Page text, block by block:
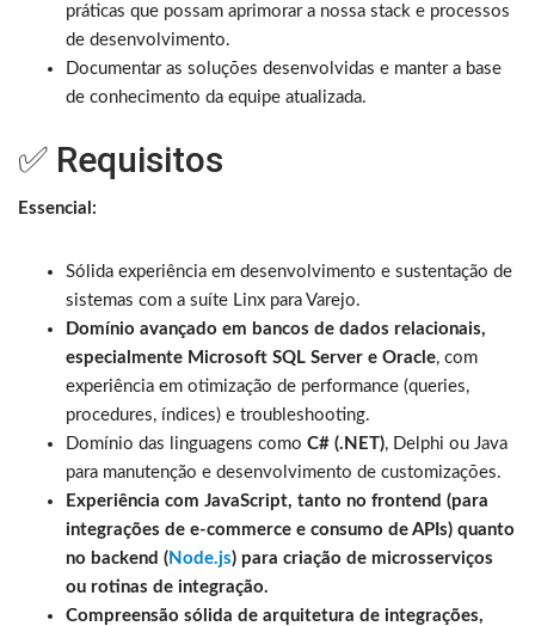
práticas que possam aprimorar a nossa stack e processos
de desenvolvimento.
Documentar as soluções desenvolvidas e manter a base
de conhecimento da equipe atualizada.
✅ Requisitos
Essencial:
Sólida experiência em desenvolvimento e sustentação de
sistemas com a suíte Linx para Varejo.
Domínio avançado em bancos de dados relacionais,
especialmente Microsoft SQL Server e Oracle, com
experiência em otimização de performance (queries,
procedures, índices) e troubleshooting.
Domínio das linguagens como C# (.NET), Delphi ou Java
para manutenção e desenvolvimento de customizações.
Experiência com JavaScript, tanto no frontend (para
integrações de e-commerce e consumo de APIs) quanto
no backend ( Node.js) para criação de microsserviços
ou rotinas de integração.
Compreensão sólida de arquitetura de integrações,